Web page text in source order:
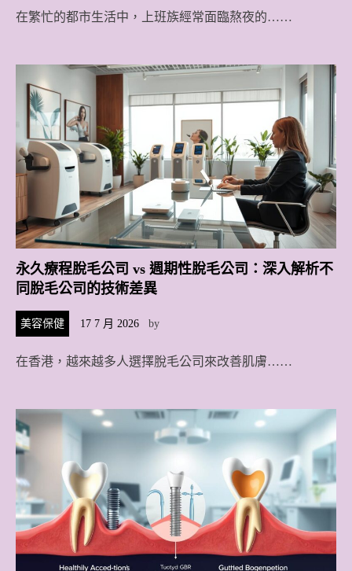
在繁忙的都市生活中，上班族經常面臨熬夜的……
永久療程脫毛公司 vs 週期性脫毛公司：深入解析不
同脫毛公司的技術差異
美容保健 17 7 月 2026 by
在香港，越來越多人選擇脫毛公司來改善肌膚……